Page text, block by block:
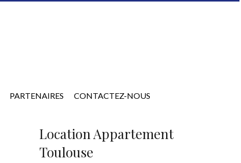
PARTENAIRES CONTACTEZ-NOUS
Location Appartement
Toulouse